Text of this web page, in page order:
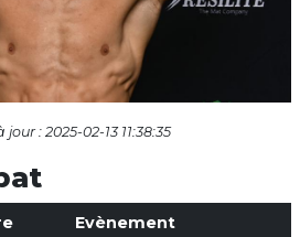
jour : 2025-02-13 11:38:35
Evènement